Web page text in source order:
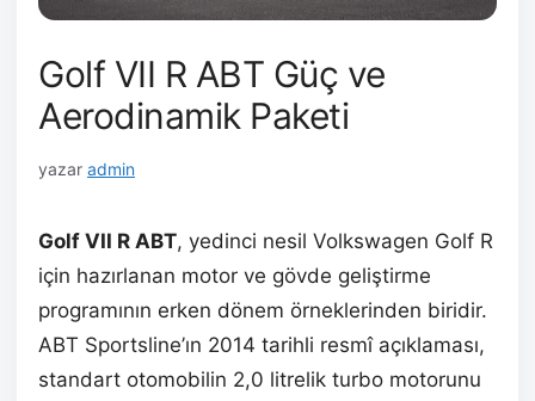
Golf VII R ABT Güç ve
Aerodinamik Paketi
yazar admin
Golf VII R ABT, yedinci nesil Volkswagen Golf R
için hazırlanan motor ve gövde geliştirme
programının erken dönem örneklerinden biridir.
ABT Sportsline’ın 2014 tarihli resmî açıklaması,
standart otomobilin 2,0 litrelik turbo motorunu